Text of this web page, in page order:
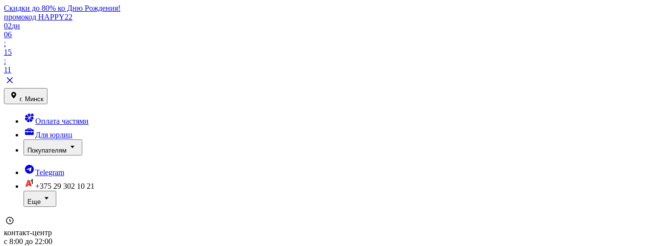
Скидки до 80% ко Дню Рождения!
промокод HAPPY22
02дн
06
:
15
:
11
г. Минск
Оплата частями
Для юрлиц
Покупателям
Telegram
+375 29 302 10 21
Еще
контакт-центр
с 8:00 до 22:00